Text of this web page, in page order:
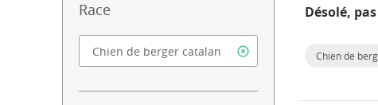
Race Désolé,
Chien de